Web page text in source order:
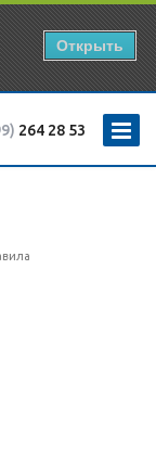
Открыть
264 28 53